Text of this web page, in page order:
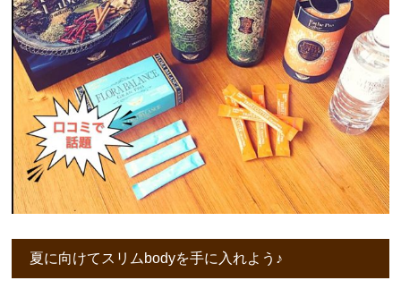
夏に向けてスリムbodyを手に入れよう♪